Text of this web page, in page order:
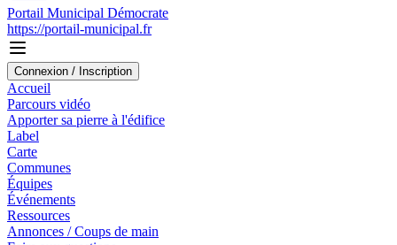
Portail Municipal Démocrate
https://portail-municipal.fr
Connexion / Inscription
Accueil
Parcours vidéo
Apporter sa pierre à l'édifice
Label
Carte
Communes
Équipes
Événements
Ressources
Annonces / Coups de main